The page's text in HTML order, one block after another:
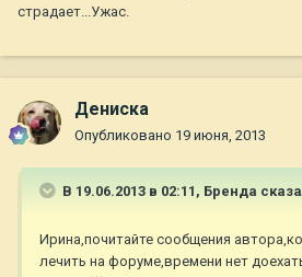
страдает...Ужас.
Дениска
Опубликовано 19 июня, 2013
В 19.06.2013 в 02:11, Бренда
Ирина,почитайте сообщения
лечить на форуме,времени нет